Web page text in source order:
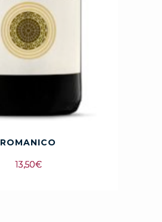
ROMANICO
13,50€